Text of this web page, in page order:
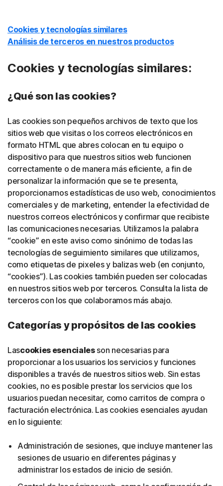
Cookies y tecnologías similares
Análisis de terceros en nuestros productos
Cookies y tecnologías similares:
¿Qué son las cookies?
Las cookies son pequeños archivos de texto que los
sitios web que visitas o los correos electrónicos en
formato HTML que abres colocan en tu equipo o
dispositivo para que nuestros sitios web funcionen
correctamente o de manera más eficiente, a fin de
personalizar la información que se te presenta,
proporcionarnos estadísticas de uso web, conocimientos
comerciales y de marketing, entender la efectividad de
nuestros correos electrónicos y confirmar que recibiste
las comunicaciones necesarias. Utilizamos la palabra
“cookie” en este aviso como sinónimo de todas las
tecnologías de seguimiento similares que utilizamos,
como etiquetas de pixeles y balizas web (en conjunto,
“cookies”). Las cookies también pueden ser colocadas
en nuestros sitios web por terceros. Consulta la lista de
terceros con los que colaboramos más abajo.
Categorías y propósitos de las cookies
Lascookies esencialesson necesarias para
proporcionar a los usuarios los servicios y funciones
disponibles a través de nuestros sitios web. Sin estas
cookies, no es posible prestar los servicios que los
usuarios puedan necesitar, como carritos de compra o
facturación electrónica. Las cookies esenciales ayudan
en lo siguiente:
Administración de sesiones, que incluye mantener las
sesiones de usuario en diferentes páginas y
administrar los estados de inicio de sesión.